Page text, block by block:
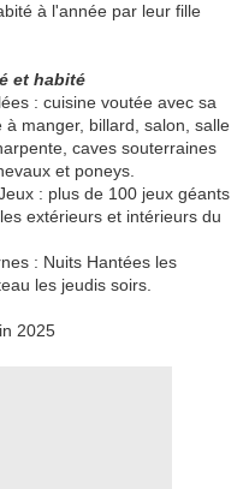
à l'année par leur fille
et habité
: cuisine voutée avec sa
manger, billard, salon, salle
caves souterraines
et poneys.​
: plus de 100 jeux géants
extérieurs et intérieurs du
: Nuits Hantées les
les jeudis soirs.
2025